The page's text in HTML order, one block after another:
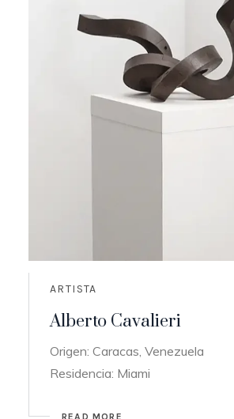
ARTISTA
Alberto Cavalieri
Origen: Caracas, Venezuela
Residencia: Miami